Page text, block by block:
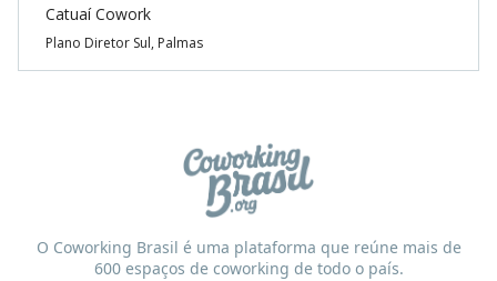
Catuaí Cowork
Plano Diretor Sul, Palmas
O Coworking Brasil é uma plataforma que reúne mais de
600 espaços de coworking de todo o país.